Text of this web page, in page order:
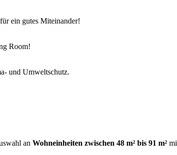
ein gutes Miteinander!
Room!
und Umweltschutz.
an Wohneinheiten zwischen 48 m² bis 91 m²